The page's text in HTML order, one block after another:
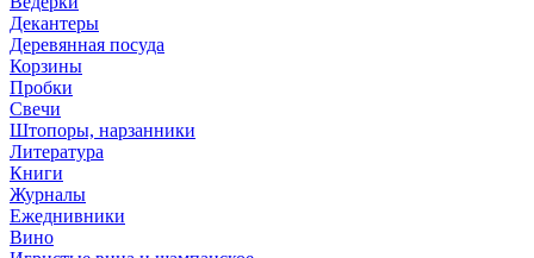
Декантеры
Деревянная посуда
Корзины
Пробки
Свечи
Штопоры, нарзанники
Литература
Книги
Журналы
Ежеднивники
Вино